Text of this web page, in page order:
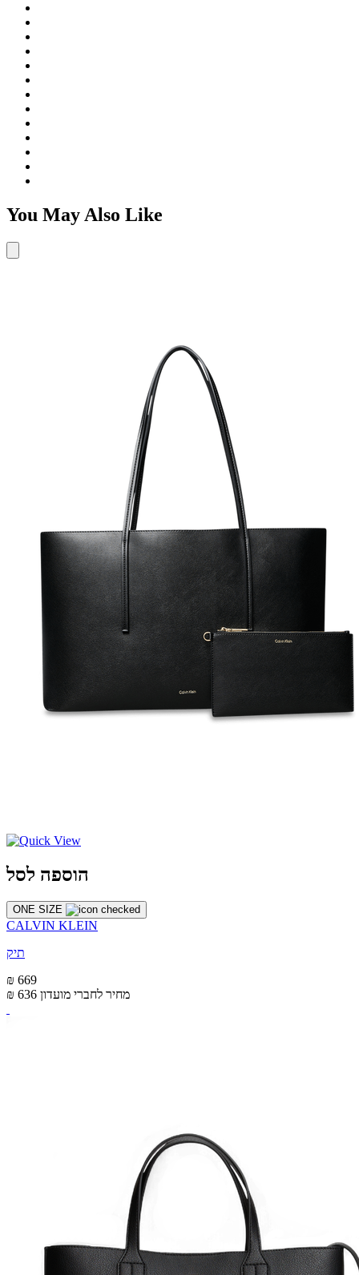
You May Also Like
הוספה לסל
ONE SIZE
CALVIN KLEIN
תיק
₪ 669
₪ 636 מחיר לחברי מועדון